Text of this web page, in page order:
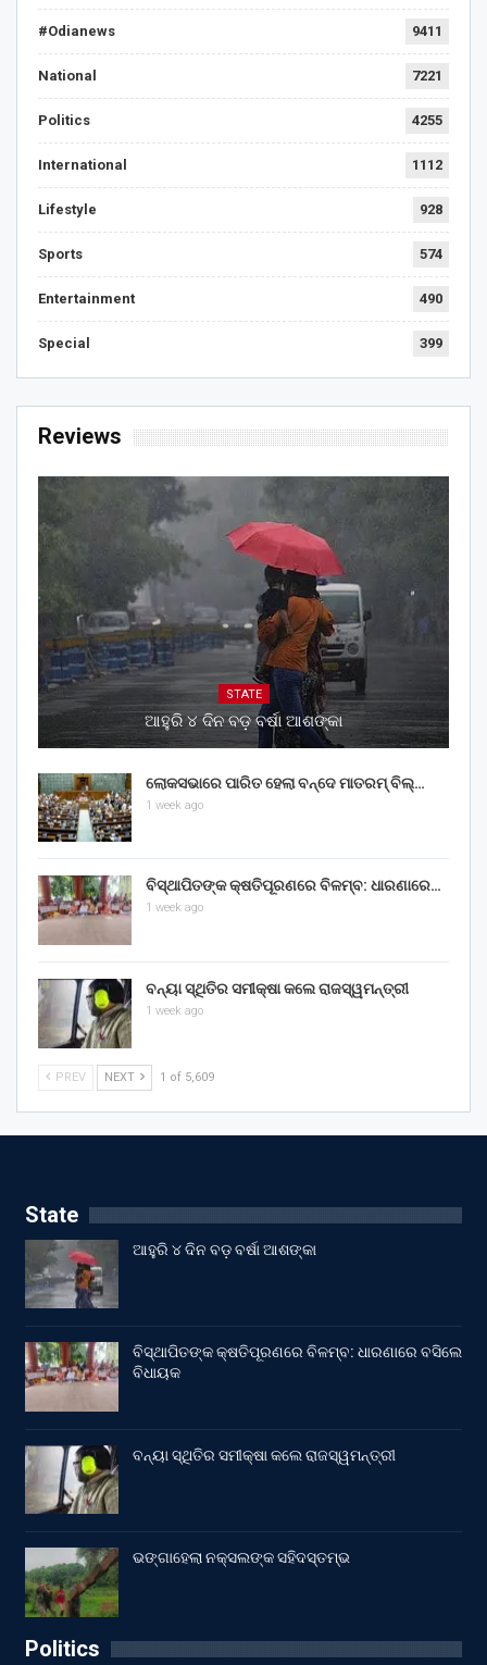
#Odianews 9411
National 7221
Politics 4255
International 1112
Lifestyle 928
Sports 574
Entertainment 490
Special 399
Reviews
STATE
ଆହୁରି ୪ ଦିନ ବଡ଼ ବର୍ଷା ଆଶଙ୍କା
ଲୋକସଭାରେ ପାରିତ ହେଲା ବନ୍ଦେ ମାତରମ୍‌ ବିଲ୍‌…
1 week ago
ବିସ୍ଥାପିତଙ୍କ କ୍ଷତିପୂରଣରେ ବିଳମ୍ବ: ଧାରଣାରେ…
1 week ago
ବନ୍ୟା ସ୍ଥିତିର ସମୀକ୍ଷା କଲେ ରାଜସ୍ୱମନ୍ତ୍ରୀ
1 week ago
PREV NEXT 1 of 5,609
State
ଆହୁରି ୪ ଦିନ ବଡ଼ ବର୍ଷା ଆଶଙ୍କା
ବିସ୍ଥାପିତଙ୍କ କ୍ଷତିପୂରଣରେ ବିଳମ୍ବ: ଧାରଣାରେ ବସିଲେ
ବିଧାୟକ
ବନ୍ୟା ସ୍ଥିତିର ସମୀକ୍ଷା କଲେ ରାଜସ୍ୱମନ୍ତ୍ରୀ
ଭଙ୍ଗାହେଲା ନକ୍ସଲଙ୍କ ସହିଦସ୍ତମ୍ଭ
Politics